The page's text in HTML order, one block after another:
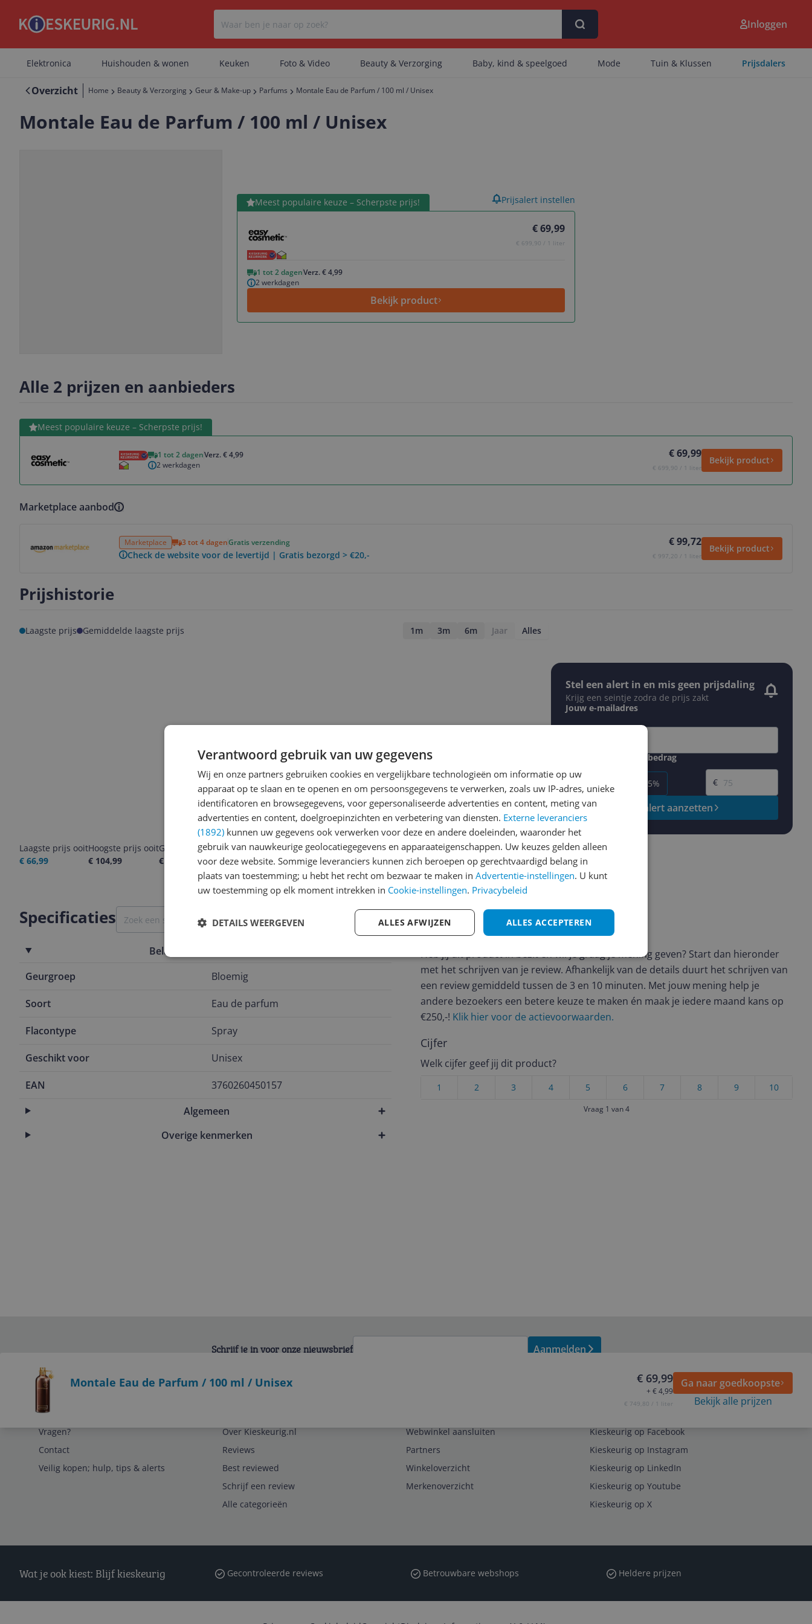
Er zijn geen categorieën gevonden.
Er zijn geen artikelen gevonden.
Inloggen
Elektronica Huishouden & wonen Keuken Foto & Video Beauty & Verzorging Baby, kind & speelgoed Mode Tuin & Klussen Prijsdalers
Overzicht Home Beauty & Verzorging Geur & Make-up Parfums Montale Eau de Parfum / 100 ml / Unisex
Montale Eau de Parfum / 100 ml / Unisex
Meest populaire keuze – Scherpste prijs!
€ 69,99
€ 699,90 / 1 liter
1 tot 2 dagenVerz. € 4,99
2 werkdagen
Bekijk product
Bekijk product Prijsalert instellen
Alle 2 prijzen en aanbieders
Meest populaire keuze – Scherpste prijs!
1 tot 2 dagenVerz. € 4,99
2 werkdagen
€ 69,99
€ 699,90 / 1 liter
Bekijk product
Bekijk product
Marketplace aanbod
Marketplace 3 tot 4 dagenGratis verzending
Check de website voor de levertijd | Gratis bezorgd > €20,-
€ 99,72
€ 997,20 / 1 liter
Bekijk product
Prijshistorie
Laagste prijs Gemiddelde laagste prijs 1m 3m 6m Jaar Alles
Laagste prijs ooit
€ 66,99
Hoogste prijs ooit
€ 104,99
Goedkoopste nu
€ 69,99
Laatste prijsupdate
09-08-2026
Stel een alert in en mis geen prijsdaling
Krijg een seintje zodra de prijs zakt
Jouw e-mailadres
Gewenste daling of bedrag
-10% -15%
Gewenste prijs
€
Prijsalert aanzetten
Specificaties
Belangrijkste kenmerken
Geurgroep
Bloemig
Soort Eau de parfum
Flacontype Spray
Geschikt voor Unisex
EAN
3760260450157
Algemeen
Overige kenmerken
Reviews
Er zijn nog geen reviews geschreven
Heb jij dit product in bezit en wil je graag je mening geven? Start dan hieronder
met het schrijven van je review. Afhankelijk van de details duurt het schrijven van
een review gemiddeld tussen de 3 en 10 minuten. Met jouw mening help je
andere bezoekers een betere keuze te maken én maak je iedere maand kans op
€250,-! Klik hier voor de actievoorwaarden.
Cijfer
Welk cijfer geef jij dit product?
10
9
8
7
6
5
4
3
2
1
Vraag 1 van 4
Montale Eau de Parfum / 100 ml / Unisex € 69,99
+ € 4,99
€ 749,80 / 1 liter
Ga naar goedkoopste
Bekijk alle prijzen
Schrijf je in voor onze nieuwsbrief Aanmelden
Service
Vragen?
Contact
Veilig kopen; hulp, tips & alerts
Over Kieskeurig.nl
Reviews
Best reviewed
Schrijf een review
Alle categorieën
Webwinkel aansluiten
Partners
Winkeloverzicht
Merkenoverzicht
Kieskeurig op Facebook
Kieskeurig op Instagram
Kieskeurig op LinkedIn
Kieskeurig op Youtube
Kieskeurig op X
Wat je ook kiest: Blijf kieskeurig Gecontroleerde reviews Betrouwbare webshops Heldere prijzen
Verantwoord gebruik van uw gegevens
Wij en onze partners gebruiken cookies en vergelijkbare technologieën om informatie op uw
apparaat op te slaan en te openen en om persoonsgegevens te verwerken, zoals uw IP-adres, unieke
identificatoren en browsegegevens, voor gepersonaliseerde advertenties en content, meting van
advertenties en content, doelgroepinzichten en verbetering van diensten. Externe leveranciers
(1892) kunnen uw gegevens ook verwerken voor deze en andere doeleinden, waaronder het
gebruik van nauwkeurige geolocatiegegevens en apparaateigenschappen. Uw keuzes gelden alleen
voor deze website. Sommige leveranciers kunnen zich beroepen op gerechtvaardigd belang in
plaats van toestemming; u hebt het recht om bezwaar te maken in Advertentie-instellingen. U kunt
uw toestemming op elk moment intrekken in Cookie-instellingen. Privacybeleid
ALLES ACCEPTEREN
ALLES AFWIJZEN
DETAILS WEERGEVEN